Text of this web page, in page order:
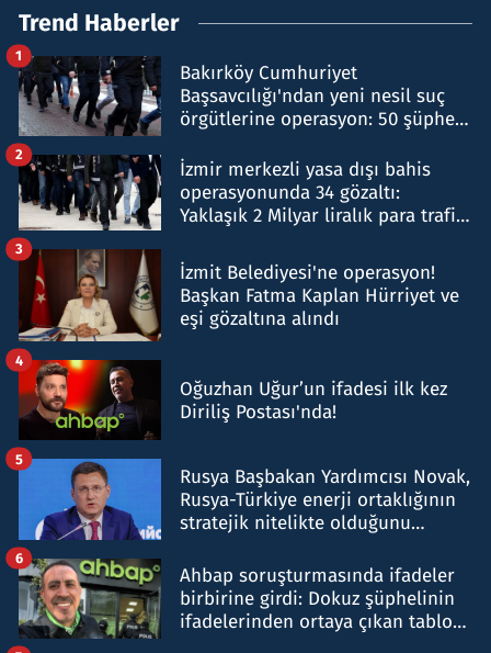
Trend Haberler
Bakırköy Cumhuriyet
Başsavcılığı'ndan yeni nesil suç
örgütlerine operasyon: 50 şüpheli
1
İzmir merkezli yasa dışı bahis
operasyonunda 34 gözaltı:
Yaklaşık 2 Milyar liralık para trafiği
2
İzmit Belediyesi'ne operasyon!
Başkan Fatma Kaplan Hürriyet ve
eşi gözaltına alındı
3
Oğuzhan Uğur’un ifadesi ilk kez
Diriliş Postası'nda!
4
Rusya Başbakan Yardımcısı Novak,
Rusya-Türkiye enerji ortaklığının
stratejik nitelikte olduğunu
5
Ahbap soruşturmasında ifadeler
birbirine girdi: Dokuz şüphelinin
ifadelerinden ortaya çıkan tablo
6